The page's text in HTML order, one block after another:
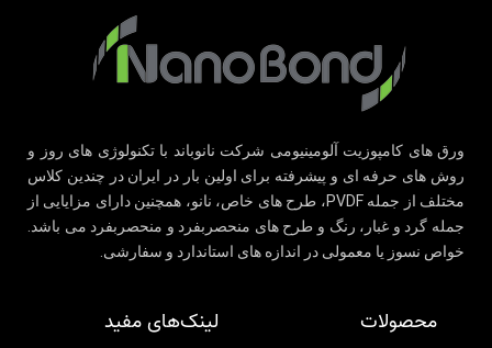
ورق های کامپوزیت آلومینیومی شرکت نانوباند با تکنولوژی های روز و
روش های حرفه ای و پیشرفته برای اولین بار در ایران در چندین کلاس
مختلف از جمله PVDF، طرح های خاص، نانو، همچنین دارای مزایایی از
جمله گرد و غبار، رنگ و طرح های منحصربفرد و منحصربفرد می باشد.
خواص نسوز یا معمولی در اندازه های استاندارد و سفارشی.
محصولات لینک‌های مفید